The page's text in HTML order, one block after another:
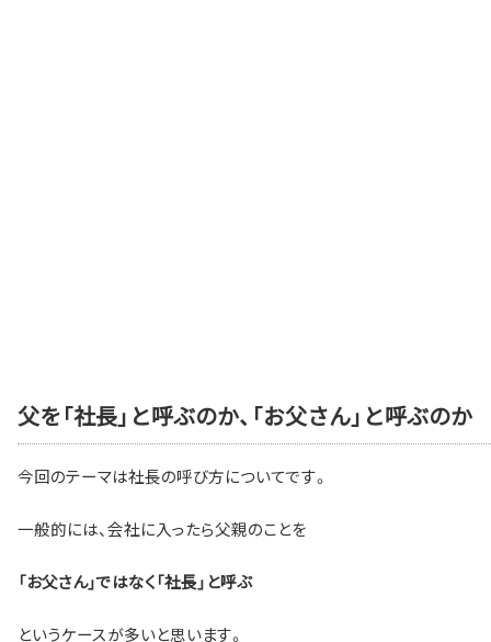
父を「社長」と呼ぶのか、「お父さん」と呼ぶのか
今回のテーマは社長の呼び方についてです。
一般的には、会社に入ったら父親のことを
「お父さん」ではなく「社長」と呼ぶ
というケースが多いと思います。